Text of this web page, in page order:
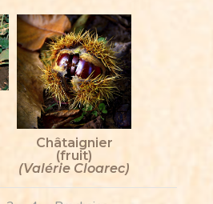
Châtaignier
(fruit)
(Valérie Cloarec)